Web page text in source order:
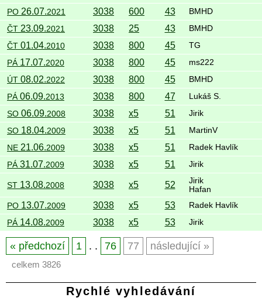
PO 26.07.2021 3038 600 43 BMHD
ČT 23.09.2021 3038 25 43 BMHD
ČT 01.04.2010 3038 800 45 TG
PÁ 17.07.2020 3038 800 45 ms222
ÚT 08.02.2022 3038 800 45 BMHD
PÁ 06.09.2013 3038 800 47 Lukáš S.
SO 06.09.2008 3038 x5 51 Jirik
SO 18.04.2009 3038 x5 51 MartinV
NE 21.06.2009 3038 x5 51 Radek Havlík
PÁ 31.07.2009 3038 x5 51 Jirik
ST 13.08.2008 3038 x5 52
Jirik
Hafan
PO 13.07.2009 3038 x5 53 Radek Havlík
PÁ 14.08.2009 3038 x5 53 Jirik
předchozí 1 . . 76 77 následující
celkem 3826
Rychlé vyhledávání